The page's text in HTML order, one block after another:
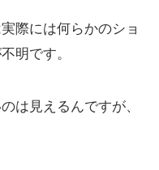
際には何らかのショ
明です。
は見えるんですが、